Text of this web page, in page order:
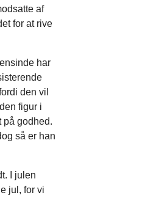
af
for at rive
har
den vil
figur i
på godhed.
så er han
I julen
jul, for vi